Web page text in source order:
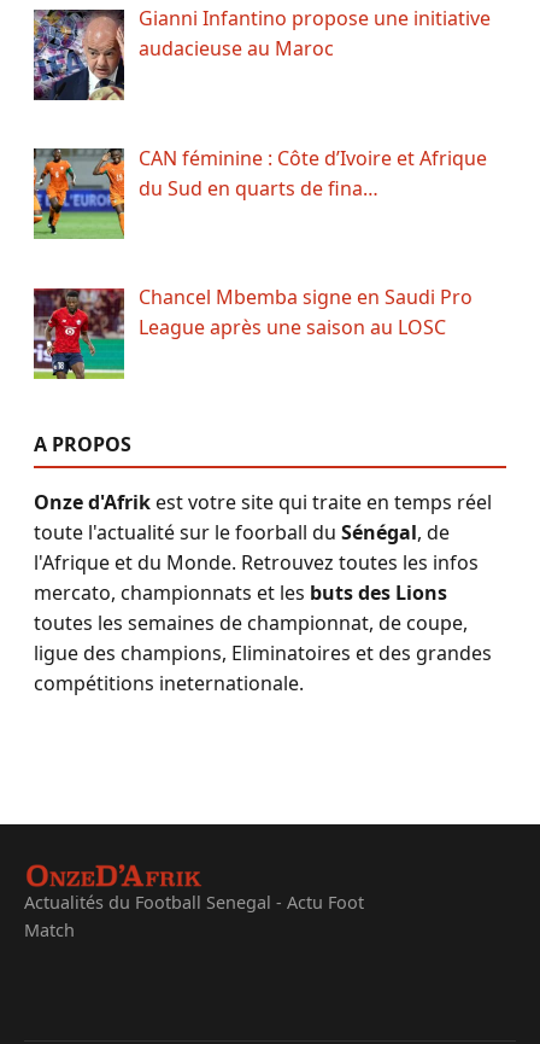
Gianni Infantino propose une initiative
audacieuse au Maroc
CAN féminine : Côte d’Ivoire et Afrique
du Sud en quarts de fina…
Chancel Mbemba signe en Saudi Pro
League après une saison au LOSC
A PROPOS
Onze d'Afrikest votre site qui traite en temps réel
toute l'actualité sur le foorball du Sénégal, de
l'Afrique et du Monde. Retrouvez toutes les infos
mercato, championnats et les buts des Lions
toutes les semaines de championnat, de coupe,
ligue des champions, Eliminatoires et des grandes
compétitions ineternationale.
Actualités du Football Senegal - Actu Foot
Match